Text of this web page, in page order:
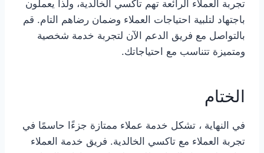
تجربة العملاء الرائعة تهم تاكسي الخالدية، ولذا يعملون
باجتهاد لتلبية احتياجات العملاء وضمان رضاهم التام. قم
بالتواصل مع فريق الدعم الآن لتجربة خدمة شخصية
ومتميزة تتناسب مع احتياجاتك.
الختام
في النهاية ، تشكل خدمة عملاء ممتازة جزءًا حاسمًا في
تجربة العملاء مع تاكسي الخالدية. فريق خدمة العملاء